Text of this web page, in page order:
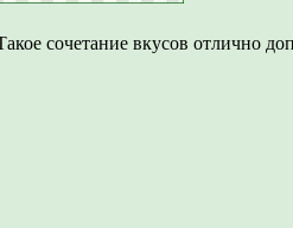
сочетание вкусов отлично